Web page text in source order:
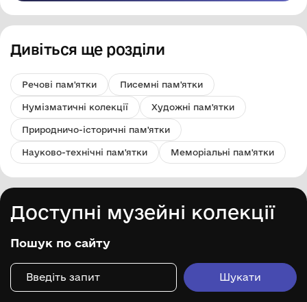
Дивіться ще розділи
Речові пам'ятки Писемні пам'ятки
Нумізматичні колекції Художні пам'ятки
Природничо-історичні пам'ятки
Науково-технічні пам'ятки Меморіальні пам'ятки
Доступні музейні колекції
Пошук по сайту